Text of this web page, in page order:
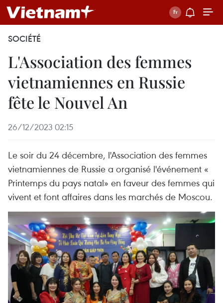
SOCIÉTÉ
L'Association des femmes
vietnamiennes en Russie
fête le Nouvel An
26/12/2023 02:15
Le soir du 24 décembre, l'Association des femmes
vietnamiennes de Russie a organisé l'événement «
Printemps du pays natal» en faveur des femmes qui
vivent et font affaires dans les marchés de Moscou.